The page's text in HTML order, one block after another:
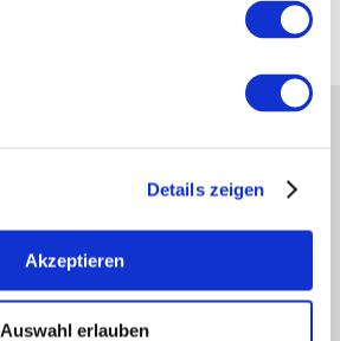
Details zeigen
Akzeptieren
Auswahl erlauben
Rheinhessen